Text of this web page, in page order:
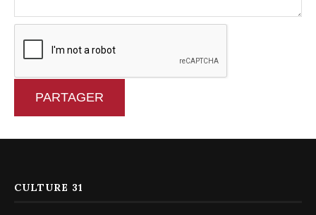
PARTAGER
CULTURE 31